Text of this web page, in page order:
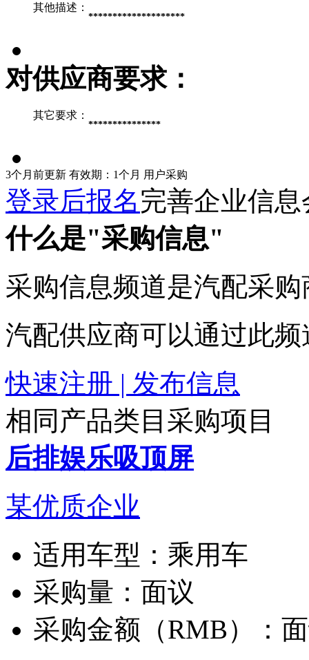
其他描述：
********************
对供应商要求：
其它要求：
***************
3个月前更新 有效期：1个月 用户采购
登录后报名完善企业信
什么是"采购信息"
采购信息频道是汽配采
汽配供应商可以通过此
快速注册 | 发布信息
相同产品类目采购项目
后排娱乐吸顶屏
某优质企业
适用车型： 乘用车
采购量： 面议
采购金额（RMB）：